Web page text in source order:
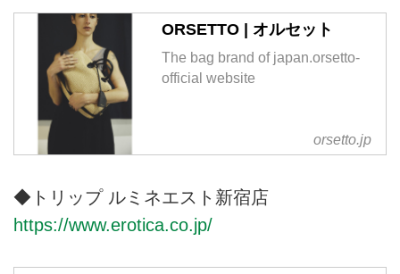
ORSETTO | オルセット
The bag brand of japan.orsetto-
official website
orsetto.jp
◆トリップ ルミネエスト新宿店
https://www.erotica.co.jp/